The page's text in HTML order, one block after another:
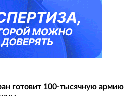
готовит 100-тысячную армию